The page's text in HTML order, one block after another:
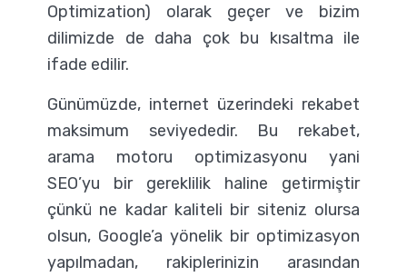
Optimization) olarak geçer ve bizim
dilimizde de daha çok bu kısaltma ile
ifade edilir.
Günümüzde, internet üzerindeki rekabet
maksimum seviyededir. Bu rekabet,
arama motoru optimizasyonu yani
SEO’yu bir gereklilik haline getirmiştir
çünkü ne kadar kaliteli bir siteniz olursa
olsun, Google’a yönelik bir optimizasyon
yapılmadan, rakiplerinizin arasından